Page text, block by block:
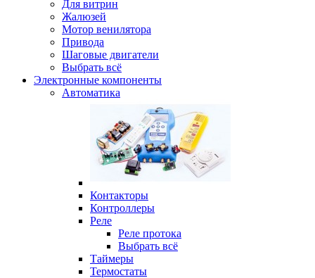
Для витрин
Жалюзей
Мотор венилятора
Привода
Шаговые двигатели
Выбрать всё
Электронные компоненты
Автоматика
Контакторы
Контроллеры
Реле
Реле протока
Выбрать всё
Таймеры
Термостаты